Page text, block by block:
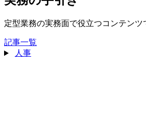
定型業務の実務面で役立つコンテンツ
記事一覧
人事